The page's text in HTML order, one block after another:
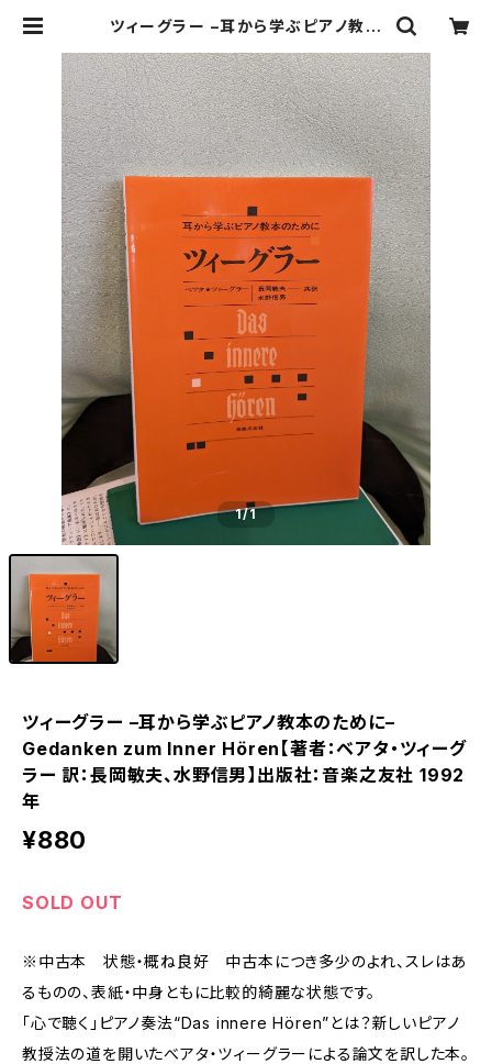
ツィーグラー –耳から学ぶピアノ教本
Hören【著者：ベアタ・ツィーグラー
訳：長岡敏夫、水野信男】出版社：音楽
之友社 1992年 | Birds' Tale Coll
ective
1/1
ツィーグラー –耳から学ぶピアノ教本のために–
Gedanken zum Inner Hören【著者：ベアタ・ツィーグ
ラー 訳：長岡敏夫、水野信男】出版社：音楽之友社 1992
年
¥880
SOLD OUT
※中古本 状態・概ね良好 中古本につき多少のよれ、スレはあ
るものの、表紙・中身ともに比較的綺麗な状態です。
「心で聴く」ピアノ奏法“Das innere Hören”とは？新しいピアノ
教授法の道を開いたべアタ・ツィーグラーによる論文を訳した本。